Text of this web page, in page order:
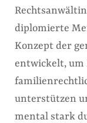
diplomierte
Konzept der
entwickelt, um
unterstützen
mental stark